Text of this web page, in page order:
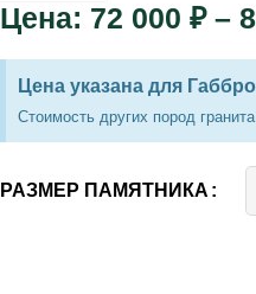
72 000 ₽ –
Цена указана для
Стоимость других пород
РАЗМЕР ПАМЯТНИКА